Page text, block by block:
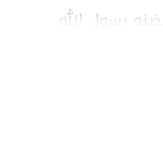
رسول الله